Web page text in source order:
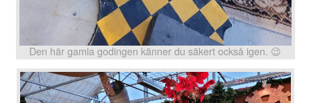
Den här gamla godingen känner du säkert också igen. 😉